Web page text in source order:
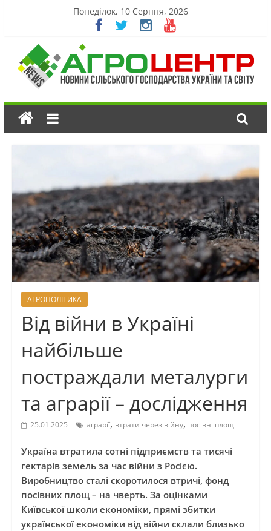
Понеділок, 10 Серпня, 2026
АГРОПОЛІТИКА
Від війни в Україні
найбільше
постраждали металурги
та аграрії – дослідження
25.01.2025 аграрії, втрати через війну, посівні площі
Україна втратила сотні підприємств та тисячі
гектарів земель за час війни з Росією.
Виробництво сталі скоротилося втричі, фонд
посівних площ – на чверть. За оцінками
Київської школи економіки, прямі збитки
української економіки від війни склали близько